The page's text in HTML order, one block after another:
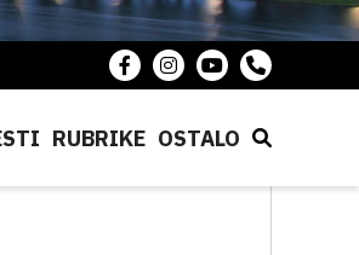
RUBRIKE OSTALO